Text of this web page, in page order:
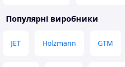
Популярні виробники
JET Holzmann GTM